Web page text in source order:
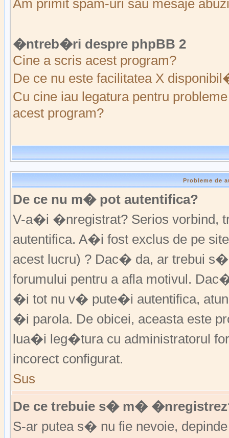
Am primit spam-uri sau mesaje
�ntreb�ri despre phpBB 2
Cine a scris acest program?
De ce nu este facilitatea X
Cu cine iau legatura pentru
acest program?
Probleme de
De ce nu m� pot autentifica?
V-a�i �nregistrat? Serios
autentifica. A�i fost exclus de pe
acest lucru) ? Dac� da, ar trebui
forumului pentru a afla motivul.
�i tot nu v� pute�i autentifica,
�i parola. De obicei, aceasta este
lua�i leg�tura cu administratorul
incorect configurat.
Sus
De ce trebuie s� m�
S-ar putea s� nu fie nevoie,